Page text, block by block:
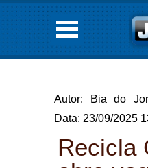
Autor: Bia do
Data: 23/09/2025
Recicla